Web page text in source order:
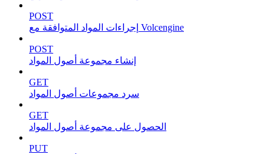
POST
إجراءات المواد المتوافقة مع Volcengine
POST
إنشاء مجموعة أصول المواد
GET
سرد مجموعات أصول المواد
GET
الحصول على مجموعة أصول المواد
PUT